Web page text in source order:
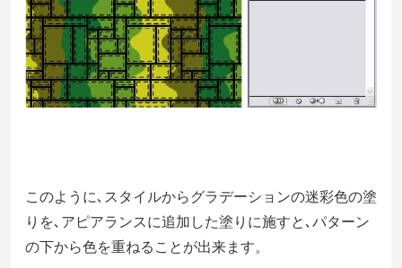
このように､スタイルからグラデーションの迷彩色の塗
りを､アピアランスに追加した塗りに施すと､パターン
の下から色を重ねることが出来ます。